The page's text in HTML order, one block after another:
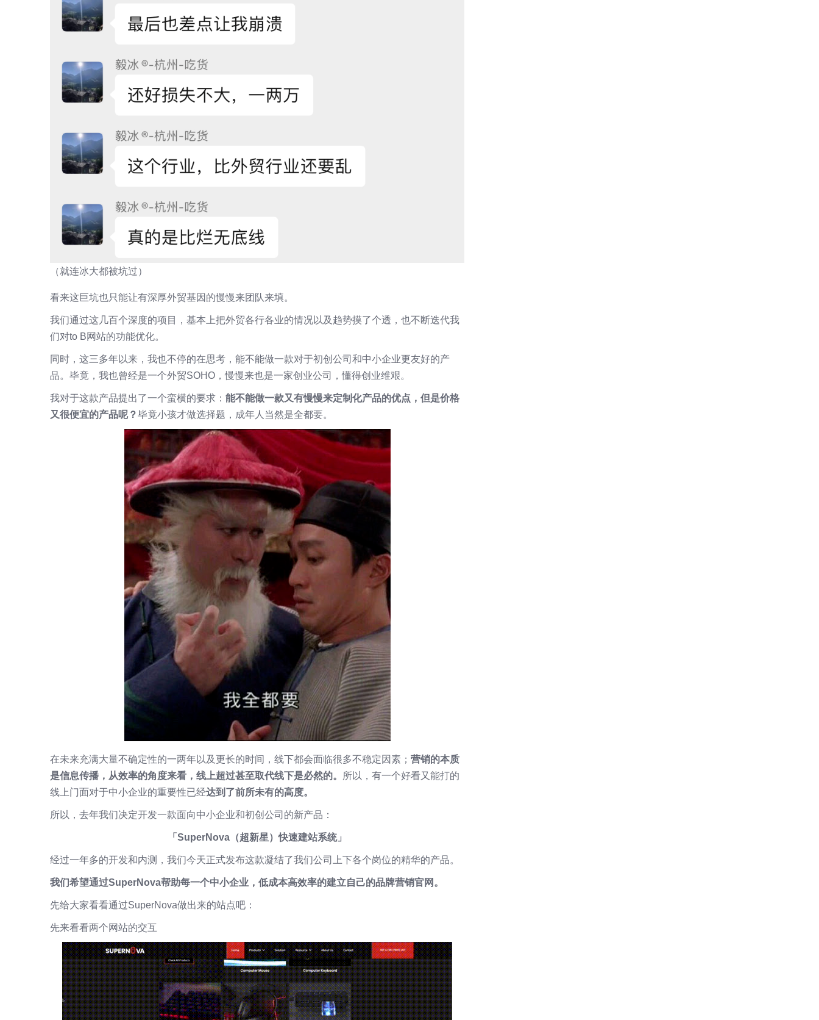
（就连冰大都被坑过）
看来这巨坑也只能让有深厚外贸基因的慢慢来团队来填。
我们通过这几百个深度的项目，基本上把外贸各行各业的情况以及趋势摸了个透，也不断迭代我
们对to B网站的功能优化。
同时，这三多年以来，我也不停的在思考，能不能做一款对于初创公司和中小企业更友好的产
品。毕竟，我也曾经是一个外贸SOHO，慢慢来也是一家创业公司，懂得创业维艰。
我对于这款产品提出了一个蛮横的要求： 能不能做一款又有慢慢来定制化产品的优点，但是价格
又很便宜的产品呢？毕竟小孩才做选择题，成年人当然是全都要。
在未来充满大量不确定性的一两年以及更长的时间，线下都会面临很多不稳定因素； 营销的本质
是信息传播，从效率的角度来看，线上超过甚至取代线下是必然的。 所以，有一个好看又能打的
线上门面对于中小企业的重要性已经达到了前所未有的高度。
所以，去年我们决定开发一款面向中小企业和初创公司的新产品：
「SuperNova（超新星）快速建站系统」
经过一年多的开发和内测，我们今天正式发布这款凝结了我们公司上下各个岗位的精华的产品。
我们希望通过SuperNova帮助每一个中小企业，低成本高效率的建立自己的品牌营销官网。
先给大家看看通过SuperNova做出来的站点吧：
先来看看两个网站的交互